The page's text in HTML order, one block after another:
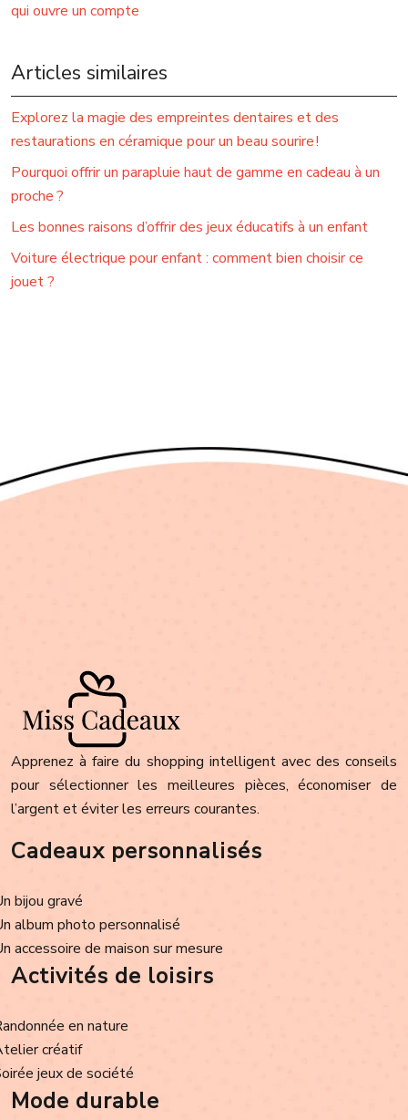
qui ouvre un compte
Articles similaires
Explorez la magie des empreintes dentaires et des
restaurations en céramique pour un beau sourire !
Pourquoi offrir un parapluie haut de gamme en cadeau à un
proche ?
Les bonnes raisons d’offrir des jeux éducatifs à un enfant
Voiture électrique pour enfant : comment bien choisir ce
jouet ?
Apprenez à faire du shopping intelligent avec des conseils
pour sélectionner les meilleures pièces, économiser de
l’argent et éviter les erreurs courantes.
Cadeaux personnalisés
bijou gravé
album photo personnalisé
accessoire de maison sur mesure
Activités de loisirs
en nature
créatif
jeux de société
Mode durable